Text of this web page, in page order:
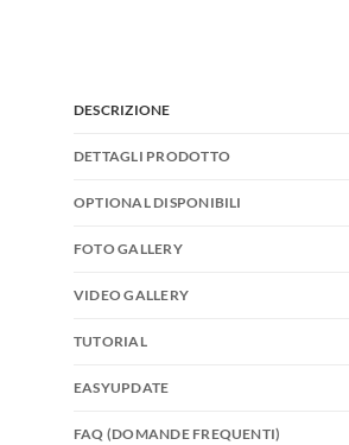
DESCRIZIONE
DETTAGLI PRODOTTO
OPTIONAL DISPONIBILI
FOTO GALLERY
VIDEO GALLERY
TUTORIAL
EASYUPDATE
FAQ (DOMANDE FREQUENTI)